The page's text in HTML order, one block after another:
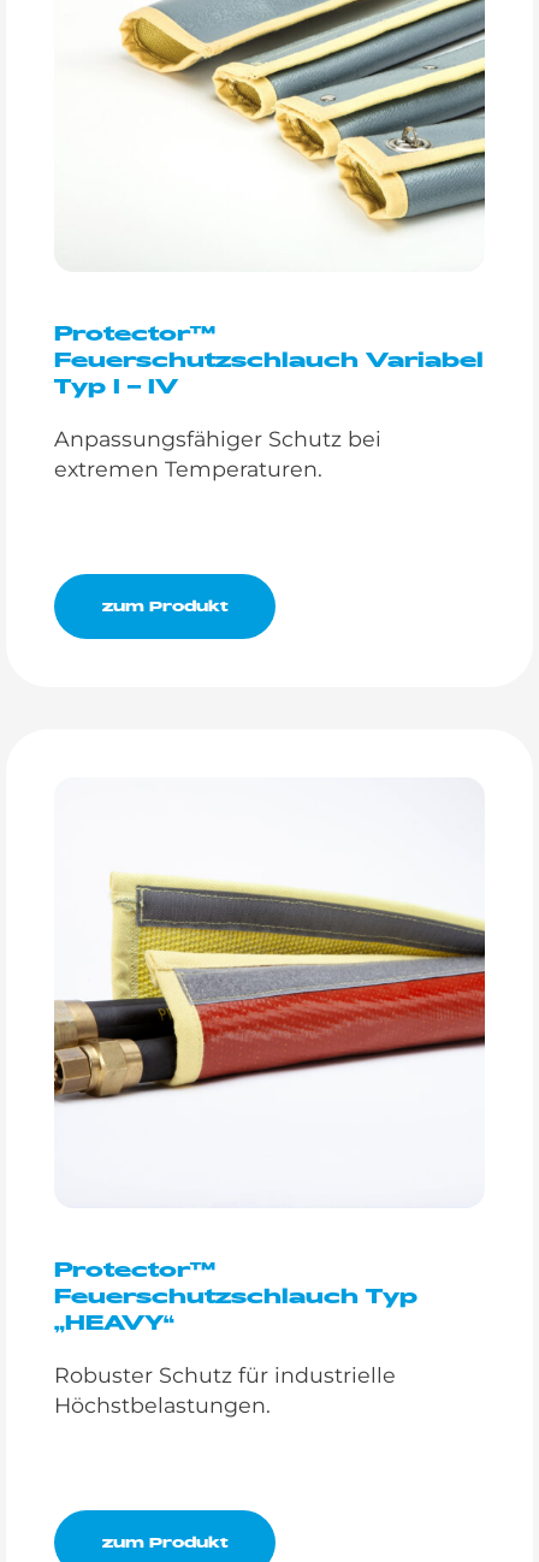
Protector™
Feuerschutzschlauch Variabel
Typ I – IV
Anpassungsfähiger Schutz bei
extremen Temperaturen.
zum Produkt
Protector™
Feuerschutzschlauch Typ
„HEAVY“
Robuster Schutz für industrielle
Höchstbelastungen.
zum Produkt